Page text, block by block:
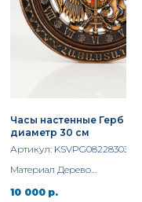
Часы настенные Герб
диаметр 30 см
Артикул: KSVPG082283030Ч
Материал Дерево
Бренд Vernissage of History
10 000 р.